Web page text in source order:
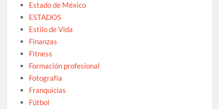
Estado de México
ESTADOS
Estilo de Vida
Finanzas
Fitness
Formación profesional
Fotografía
Franquicias
Fútbol